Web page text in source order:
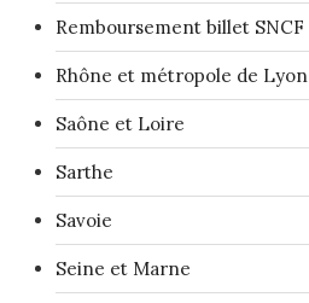
Remboursement billet SNCF
Rhône et métropole de Lyon
Saône et Loire
Sarthe
Savoie
Seine et Marne